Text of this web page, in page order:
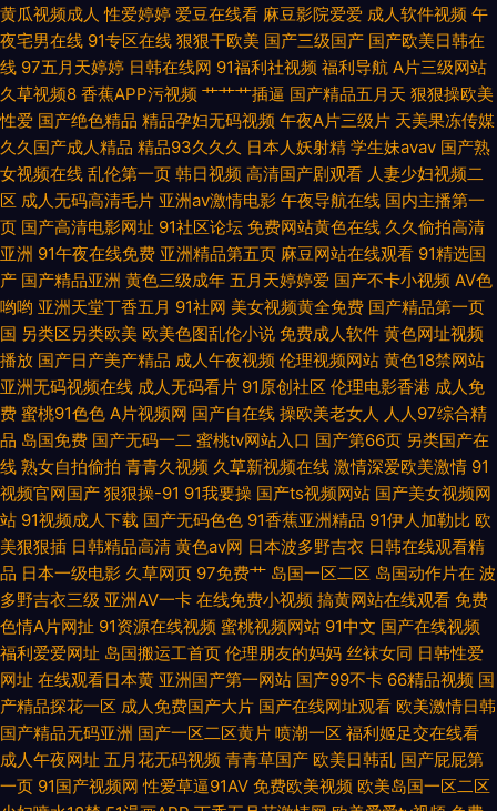
91prom 肏屄网五月天婷婷 黄色网免观看 欧美十专区 91色在线 岛国操逼片
六月天综合色色 微拍国产 91精品一区 成人网页入口 久草黄色剧场 日韩av网
站大全 在线91视频 AV免费大全 九一在线免费看 日本综合无码 亚洲AV色色
导航 99碰碰逼 福利短片 久久午夜无码 人人干超碰 亚洲97在线视频 91网站
在线看 成人午夜福利影院 欧美激情影院 亚洲AT午夜剧场 97色色豆花影音
国产精品27 男人色色网 丝袜91窝 91夫妻交换论坛 成人高清日色 精品色色
伪娘av 91视频网站网址
黄瓜视频成人 性爱婷婷 爱豆在线看 麻豆影院爱爱 成人软件视频 午
夜宅男在线 91专区在线 狠狠干欧美 国产三级国产 国产欧美日韩在
线 97五月天婷婷 日韩在线网 91福利社视频 福利导航 A片三级网站
久草视频8 香蕉APP污视频 艹艹艹插逼 国产精品五月天 狠狠操欧美
性爱 国产绝色精品 精品孕妇无码视频 午夜A片三级片 天美果冻传媒
久久国产成人精品 精品93久久久 日本人妖射精 学生妹avav 国产熟
女视频在线 乱伦第一页 韩日视频 高清国产剧观看 人妻少妇视频二
区 成人无码高清毛片 亚洲av激情电影 午夜导航在线 国内主播第一
页 国产高清电影网址 91社区论坛 免费网站黄色在线 久久偷拍高清
亚洲 91午夜在线免费 亚洲精品第五页 麻豆网站在线观看 91精选国
产 国产精品亚洲 黄色三级成年 五月天婷婷爱 国产不卡小视频 AV色
哟哟 亚洲天堂丁香五月 91社网 美女视频黄全免费 国产精品第一页
国 另类区另类欧美 欧美色图乱伦小说 免费成人软件 黄色网址视频
播放 国产日产美产精品 成人午夜视频 伦理视频网站 黄色18禁网站
亚洲无码视频在线 成人无码看片 91原创社区 伦理电影香港 成人免
费 蜜桃91色色 A片视频网 国产自在线 操欧美老女人 人人97综合精
品 岛国免费 国产无码一二 蜜桃tv网站入口 国产第66页 另类国产在
线 熟女自拍偷拍 青青久视频 久草新视频在线 激情深爱欧美激情 91
视频官网国产 狠狠操-91 91我要操 国产ts视频网站 国产美女视频网
站 91视频成人下载 国产无码色色 91香蕉亚洲精品 91伊人加勒比 欧
美狠狠插 日韩精品高清 黄色av网 日本波多野吉衣 日韩在线观看精
品 日本一级电影 久草网页 97免费艹 岛国一区二区 岛国动作片在 波
多野吉衣三级 亚洲AV一卡 在线免费小视频 搞黄网站在线观看 免费
色情A片网扯 91资源在线视频 蜜桃视频网站 91中文 国产在线视频
福利爱爱网址 岛国搬运工首页 伦理朋友的妈妈 丝袜女同 日韩性爱
网址 在线观看日本黄 亚洲国产第一网站 国产99不卡 66精品视频 国
产精品探花一区 成人免费国产大片 国产在线网址观看 欧美激情日韩
国产精品无码亚洲 国产一区二区黄片 喷潮一区 福利姬足交在线看
成人午夜网址 五月花无码视频 青青草国产 欧美日韩乱 国产屁屁第
一页 91国产视频网 性爱草逼91AV 免费欧美视频 欧美岛国一区二区